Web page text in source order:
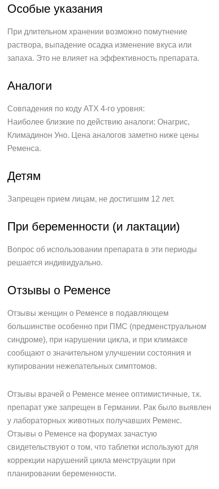
Особые указания
При длительном хранении возможно помутнение
раствора, выпадение осадка изменение вкуса или
запаха. Это не влияет на эффективность препарата.
Аналоги
Совпадения по коду АТХ 4-го уровня:
Наиболее близкие по действию аналоги: Онагрис,
Климадинон Уно. Цена аналогов заметно ниже цены
Ременса.
Детям
Запрещен прием лицам, не достигшим 12 лет.
При беременности (и лактации)
Вопрос об использовании препарата в эти периоды
решается индивидуально.
Отзывы о Ременсе
Отзывы женщин о Ременсе в подавляющем
большинстве особенно при ПМС (предменструальном
синдроме), при нарушении цикла, и при климаксе
сообщают о значительном улучшении состояния и
купировании нежелательных симптомов.
Отзывы врачей о Ременсе менее оптимистичные, т.к.
препарат уже запрещен в Германии. Рак было выявлен
у лабораторных животных получавших Ременс.
Отзывы о Ременсе на форумах зачастую
свидетельствуют о том, что таблетки используют для
коррекции нарушений цикла менструации при
планировании беременности.